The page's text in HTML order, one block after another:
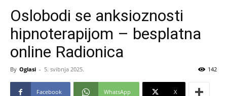
Oslobodi se anksioznosti
hipnoterapijom – besplatna
online Radionica
By Oglasi - 5. svibnja 2025. 142
Facebook WhatsApp X